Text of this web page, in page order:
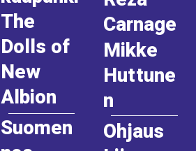
The
Dolls of
New
Albion
Suomen
Carnage
Mikke
Huttune
n
Ohjaus